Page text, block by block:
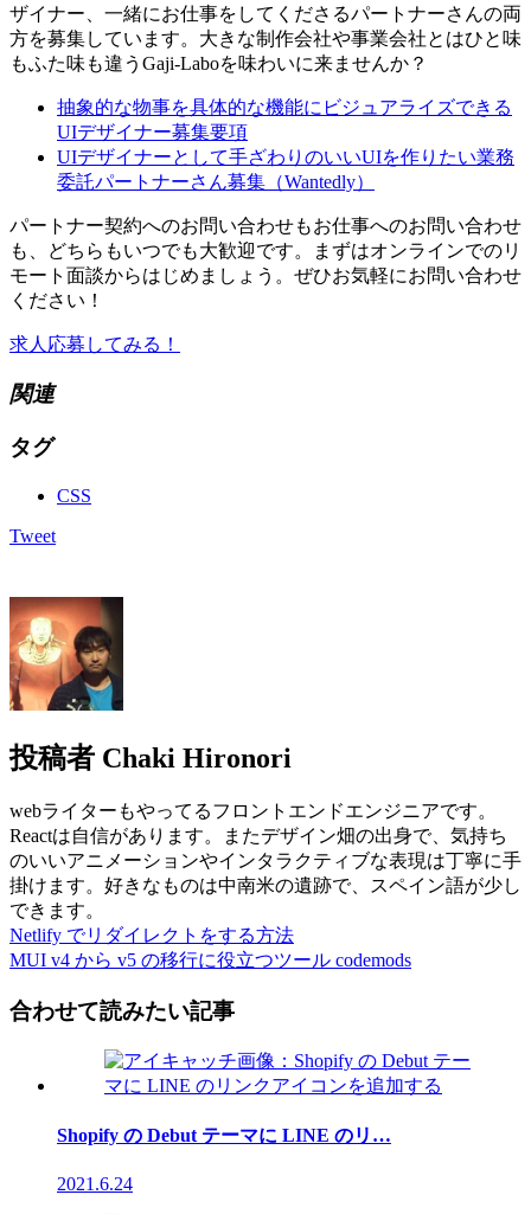
ザイナー、一緒にお仕事をしてくださるパートナーさんの両
方を募集しています。大きな制作会社や事業会社とはひと味
もふた味も違うGaji-Laboを味わいに来ませんか？
抽象的な物事を具体的な機能にビジュアライズできる
UIデザイナー募集要項
UIデザイナーとして手ざわりのいいUIを作りたい業務
委託パートナーさん募集（Wantedly）
パートナー契約へのお問い合わせもお仕事へのお問い合わせ
も、どちらもいつでも大歓迎です。まずはオンラインでのリ
モート面談からはじめましょう。ぜひお気軽にお問い合わせ
ください！
求人応募してみる！
関連
タグ
CSS
Tweet
投稿者 Chaki Hironori
webライターもやってるフロントエンドエンジニアです。
Reactは自信があります。またデザイン畑の出身で、気持ち
のいいアニメーションやインタラクティブな表現は丁寧に手
掛けます。好きなものは中南米の遺跡で、スペイン語が少し
できます。
Netlify でリダイレクトをする方法
MUI v4 から v5 の移行に役立つツール codemods
合わせて読みたい記事
Shopify の Debut テーマに LINE のリ…
2021.6.24